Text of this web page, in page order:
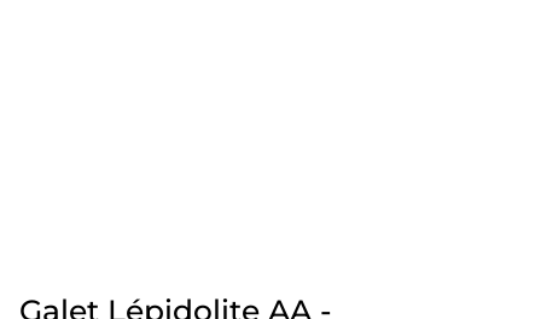
Galet Lépidolite AA -